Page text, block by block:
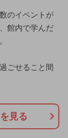
のイベントが
館内で学んだ
ごせること間
見る